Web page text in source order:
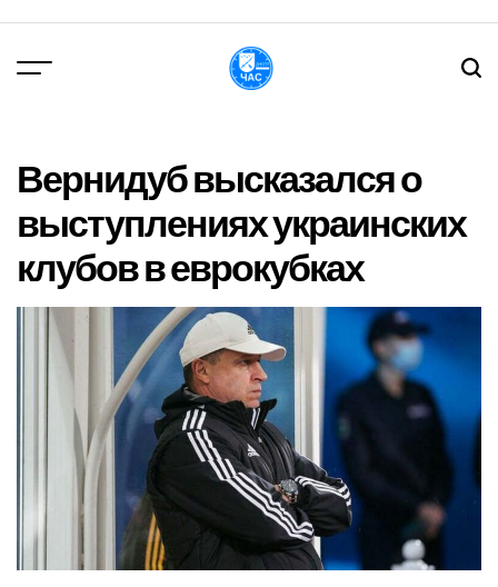
вмісту
Вернидуб высказался о
выступлениях украинских
клубов в еврокубках